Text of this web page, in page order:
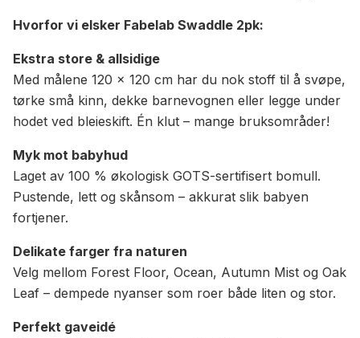
Hvorfor vi elsker Fabelab Swaddle 2pk:
Ekstra store & allsidige
Med målene 120 x 120 cm har du nok stoff til å svøpe,
tørke små kinn, dekke barnevognen eller legge under
hodet ved bleieskift. Én klut – mange bruksområder!
Myk mot babyhud
Laget av 100 % økologisk GOTS-sertifisert bomull.
Pustende, lett og skånsom – akkurat slik babyen
fortjener.
Delikate farger fra naturen
Velg mellom Forest Floor, Ocean, Autumn Mist og Oak
Leaf – dempede nyanser som roer både liten og stor.
Perfekt gaveidé